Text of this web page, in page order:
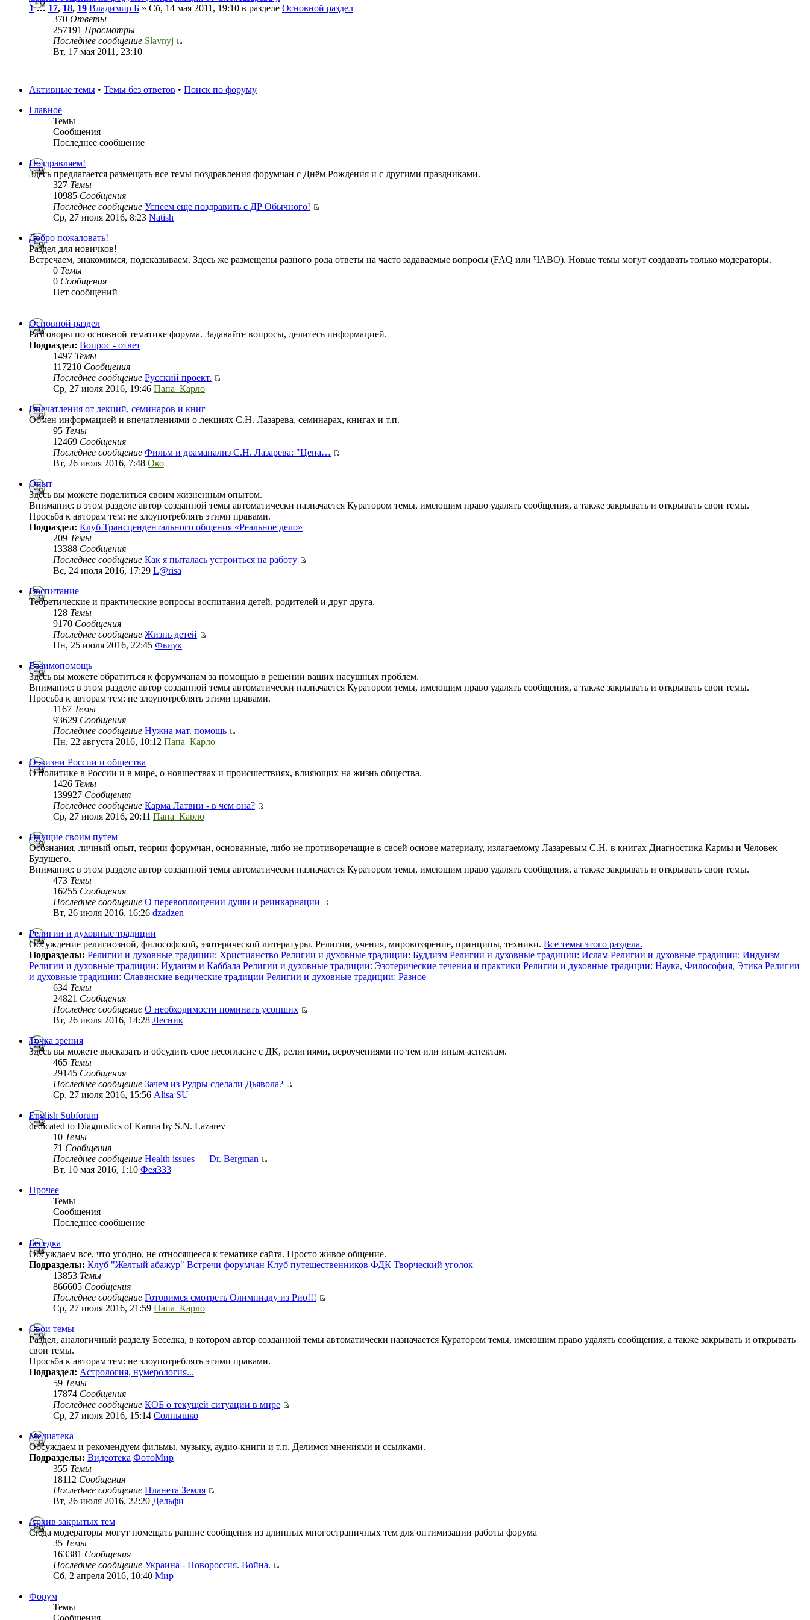
1… 17, 18, 19 Владимир Б » Сб, 14 мая 2011, 19:10 в разделе Основной раздел
370 Ответы
257191 Просмотры
Последнее сообщение Slavnyj
Вт, 17 мая 2011, 23:10
Активные темы • Темы без ответов • Поиск по форуму
Главное
Темы
Сообщения
Последнее сообщение
Поздравляем!
Здесь предлагается размещать все темы поздравления форумчан с Днём Рождения и с другими праздниками.
327 Темы
10985 Сообщения
Последнее сообщение Успеем еще поздравить с ДР Обычного!
Ср, 27 июля 2016, 8:23 Natish
Добро пожаловать!
Раздел для новичков!
Встречаем, знакомимся, подсказываем. Здесь же размещены разного рода ответы на часто задаваемые вопросы (FAQ или ЧАВО). Новые темы могут создавать только модераторы.
0 Темы
0 Сообщения
Нет сообщений
Основной раздел
Разговоры по основной тематике форума. Задавайте вопросы, делитесь информацией.
Подраздел: Вопрос - ответ
1497 Темы
117210 Сообщения
Последнее сообщение Русский проект.
Ср, 27 июля 2016, 19:46 Папа_Карло
Впечатления от лекций, семинаров и книг
Обмен информацией и впечатлениями о лекциях С.Н. Лазарева, семинарах, книгах и т.п.
95 Темы
12469 Сообщения
Последнее сообщение Фильм и драманализ С.Н. Лазарева: "Цена…
Вт, 26 июля 2016, 7:48 Око
Опыт
Здесь вы можете поделиться своим жизненным опытом.
Внимание: в этом разделе автор созданной темы автоматически назначается Куратором темы, имеющим право удалять сообщения, а также закрывать и открывать свои темы.
Просьба к авторам тем: не злоупотреблять этими правами.
Подраздел: Клуб Трансцендентального общения «Реальное дело»
209 Темы
13388 Сообщения
Последнее сообщение Как я пыталась устроиться на работу
Вс, 24 июля 2016, 17:29 L@risa
Воспитание
Теоретические и практические вопросы воспитания детей, родителей и друг друга.
128 Темы
9170 Сообщения
Последнее сообщение Жизнь детей
Пн, 25 июля 2016, 22:45 Фьиук
Взаимопомощь
Здесь вы можете обратиться к форумчанам за помощью в решении ваших насущных проблем.
Внимание: в этом разделе автор созданной темы автоматически назначается Куратором темы, имеющим право удалять сообщения, а также закрывать и открывать свои темы.
Просьба к авторам тем: не злоупотреблять этими правами.
1167 Темы
93629 Сообщения
Последнее сообщение Нужна мат. помощь
Пн, 22 августа 2016, 10:12 Папа_Карло
О жизни России и общества
О политике в России и в мире, о новшествах и происшествиях, влияющих на жизнь общества.
1426 Темы
139927 Сообщения
Последнее сообщение Карма Латвии - в чем она?
Ср, 27 июля 2016, 20:11 Папа_Карло
Идущие своим путем
Осознания, личный опыт, теории форумчан, основанные, либо не противоречащие в своей основе материалу, излагаемому Лазаревым С.Н. в книгах Диагностика Кармы и Человек
Будущего.
Внимание: в этом разделе автор созданной темы автоматически назначается Куратором темы, имеющим право удалять сообщения, а также закрывать и открывать свои темы.
473 Темы
16255 Сообщения
Последнее сообщение О перевоплощении души и реинкарнации
Вт, 26 июля 2016, 16:26 dzadzen
Религии и духовные традиции
Обсуждение религиозной, философской, эзотерической литературы. Религии, учения, мировоззрение, принципы, техники. Все темы этого раздела.
Подразделы: Религии и духовные традиции: Христианство Религии и духовные традиции: Буддизм Религии и духовные традиции: Ислам Религии и духовные традиции: Индуизм
Религии и духовные традиции: Иудаизм и Каббала Религии и духовные традиции: Эзотерические течения и практики Религии и духовные традиции: Наука, Философия, Этика Религии
и духовные традиции: Славянские ведические традиции Религии и духовные традиции: Разное
634 Темы
24821 Сообщения
Последнее сообщение О необходимости поминать усопших
Вт, 26 июля 2016, 14:28 Лесник
Точка зрения
Здесь вы можете высказать и обсудить свое несогласие с ДК, религиями, вероучениями по тем или иным аспектам.
465 Темы
29145 Сообщения
Последнее сообщение Зачем из Рудры сделали Дьявола?
Ср, 27 июля 2016, 15:56 Alisa SU
English Subforum
dedicated to Diagnostics of Karma by S.N. Lazarev
10 Темы
71 Сообщения
Последнее сообщение Health issues___Dr. Bergman
Вт, 10 мая 2016, 1:10 Фея333
Прочее
Темы
Сообщения
Последнее сообщение
Беседка
Обсуждаем все, что угодно, не относящееся к тематике сайта. Просто живое общение.
Подразделы: Клуб "Желтый абажур" Встречи форумчан Клуб путешественников ФДК Творческий уголок
13853 Темы
866605 Сообщения
Последнее сообщение Готовимся смотреть Олимпиаду из Рио!!!
Ср, 27 июля 2016, 21:59 Папа_Карло
Свои темы
Раздел, аналогичный разделу Беседка, в котором автор созданной темы автоматически назначается Куратором темы, имеющим право удалять сообщения, а также закрывать и открывать
свои темы.
Просьба к авторам тем: не злоупотреблять этими правами.
Подраздел: Астрология, нумерология...
59 Темы
17874 Сообщения
Последнее сообщение КОБ о текущей ситуации в мире
Ср, 27 июля 2016, 15:14 Солнышко
Медиатека
Обсуждаем и рекомендуем фильмы, музыку, аудио-книги и т.п. Делимся мнениями и ссылками.
Подразделы: Видеотека ФотоМир
355 Темы
18112 Сообщения
Последнее сообщение Планета Земля
Вт, 26 июля 2016, 22:20 Дельфи
Архив закрытых тем
Сюда модераторы могут помещать ранние сообщения из длинных многостраничных тем для оптимизации работы форума
35 Темы
163381 Сообщения
Последнее сообщение Украина - Новороссия. Война.
Сб, 2 апреля 2016, 10:40 Мир
Форум
Темы